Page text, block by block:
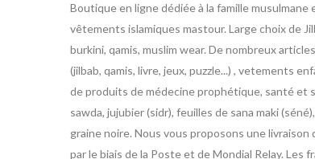
Boutique en ligne dédiée à la famille
vêtements islamiques mastour. Large choix de
burkini, qamis, muslim wear. De nombreux
(jilbab, qamis, livre, jeux, puzzle...) , vetements
de produits de médecine prophétique, santé et
sawda, jujubier (sidr), feuilles de sana maki
graine noire. Nous vous proposons une
par le biais de la Poste et de Mondial Relay.